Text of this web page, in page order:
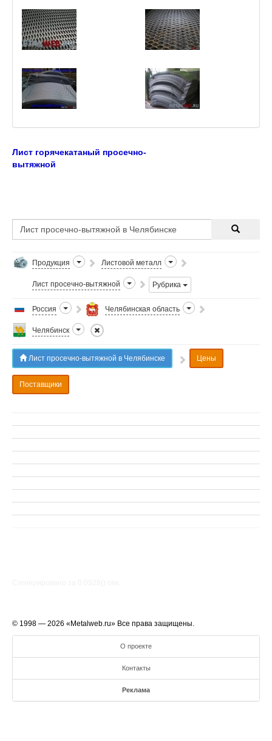
Лист горячекатаный просечно-
вытяжной
Продукция Листовой металл
Лист просечно-вытяжной Рубрика
Россия Челябинская область
Челябинск
Лист просечно-вытяжной в Челябинске Цены
Поставщики
© 1998 — 2026 «Metalweb.ru» Все права защищены.
О проекте
Контакты
Реклама